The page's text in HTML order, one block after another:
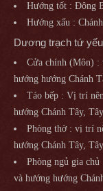
Hướng tốt : Đông
Hướng xấu :
Dương trạch tứ yếu
Cửa chính (Môn) :
hướng hướng Chánh
Táo bếp : Vị trí
hướng Chánh Tây,
Phòng thờ : vị trí
hướng Chánh Tây,
Phòng ngủ gia
và hướng hướng